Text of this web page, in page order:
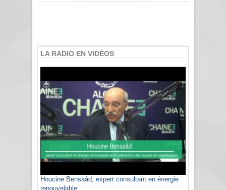
LA RADIO EN VIDÉOS
Houcine Bensaâd, expert consultant en énergie
renouvelable